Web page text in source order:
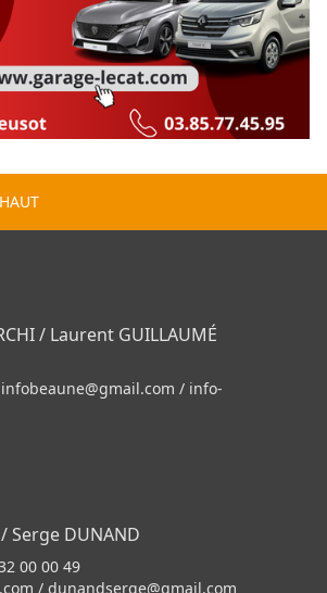
/ Laurent GUILLAUMÉ
/ info-
Serge DUNAND
00 00 49
/ dunandserge@gmail.com